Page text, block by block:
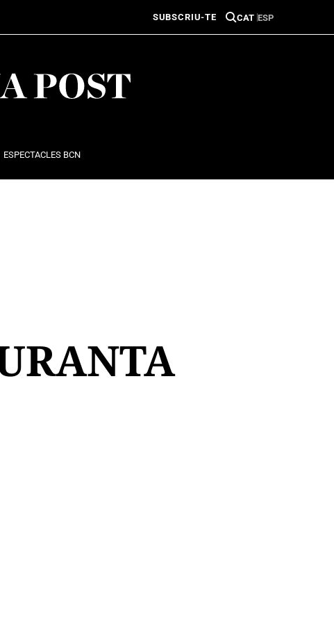
SUBSCRIU-TE CAT ESP
ESPECTACLES BCN